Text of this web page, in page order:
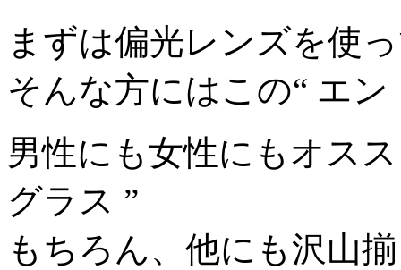
まずは偏光レンズを使
そんな方にはこの“ エ
男性にも女性にもオス
グラス ”
もちろん、他にも沢山